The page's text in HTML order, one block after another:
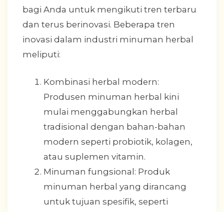
bagi Anda untuk mengikuti tren terbaru
dan terus berinovasi. Beberapa tren
inovasi dalam industri minuman herbal
meliputi:
Kombinasi herbal modern:
Produsen minuman herbal kini
mulai menggabungkan herbal
tradisional dengan bahan-bahan
modern seperti probiotik, kolagen,
atau suplemen vitamin.
Minuman fungsional: Produk
minuman herbal yang dirancang
untuk tujuan spesifik, seperti